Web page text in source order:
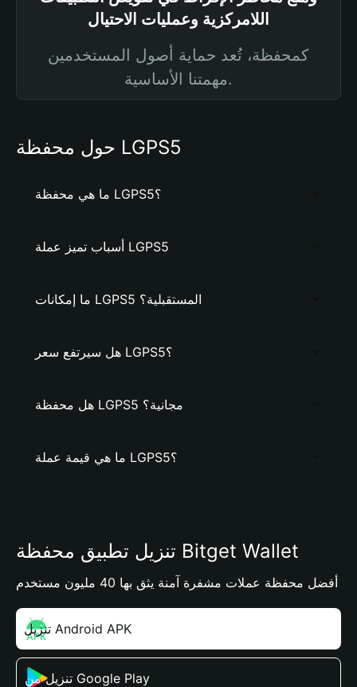
اللامركزية وعمليات الاحتيال
كمحفظة، تُعد حماية أصول المستخدمين
مهمتنا الأساسية.
حول محفظة LGPS5
ما هي محفظة LGPS5؟
أسباب تميز عملة LGPS5
ما إمكانات LGPS5 المستقبلية؟
هل سيرتفع سعر LGPS5؟
هل محفظة LGPS5 مجانية؟
ما هي قيمة عملة LGPS5؟
تنزيل تطبيق محفظة Bitget Wallet
أفضل محفظة عملات مشفرة آمنة يثق بها 40 مليون مستخدم
تنزيل Android APK
تنزيل من Google Play